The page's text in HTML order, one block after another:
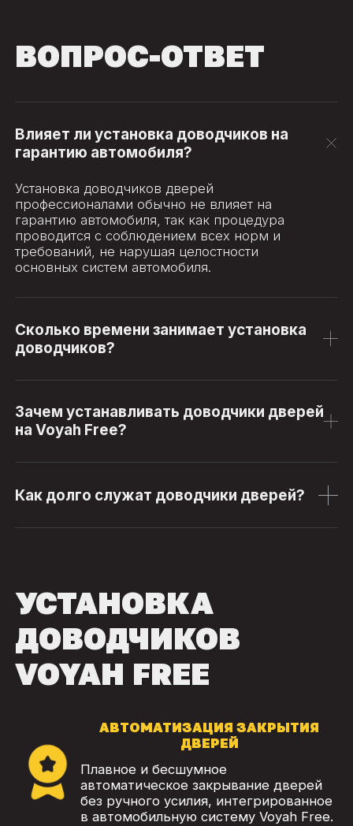
ВОПРОС-ОТВЕТ
Влияет ли установка доводчиков на
гарантию автомобиля?
Установка доводчиков дверей
профессионалами обычно не влияет на
гарантию автомобиля, так как процедура
проводится с соблюдением всех норм и
требований, не нарушая целостности
основных систем автомобиля.
Сколько времени занимает установка
доводчиков?
Зачем устанавливать доводчики дверей
на Voyah Free?
Как долго служат доводчики дверей?
УСТАНОВКА
ДОВОДЧИКОВ
VOYAH FREE
АВТОМАТИЗАЦИЯ ЗАКРЫТИЯ
ДВЕРЕЙ
Плавное и бесшумное
автоматическое закрывание дверей
без ручного усилия, интегрированное
в автомобильную систему Voyah Free.